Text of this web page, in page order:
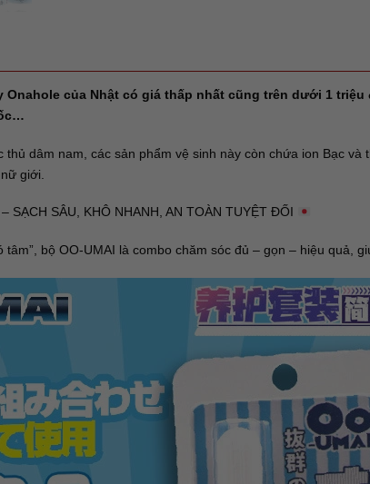
Onahole của Nhật có giá thấp nhất cũng trên dưới 1
thủ dâm nam, các sản phẩm vệ sinh này còn chứa ion Bạc
giới.
SẠCH SÂU, KHÔ NHANH, AN TOÀN TUYỆT ĐỐI
tâm”, bộ OO-UMAI là combo chăm sóc đủ – gọn – hiệu quả,